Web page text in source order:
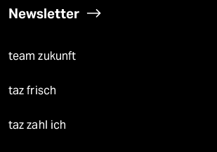
Newsletter
team zukunft
taz frisch
taz zahl ich